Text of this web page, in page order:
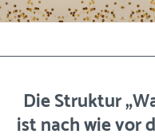
Die Struktur
ist nach wie vor